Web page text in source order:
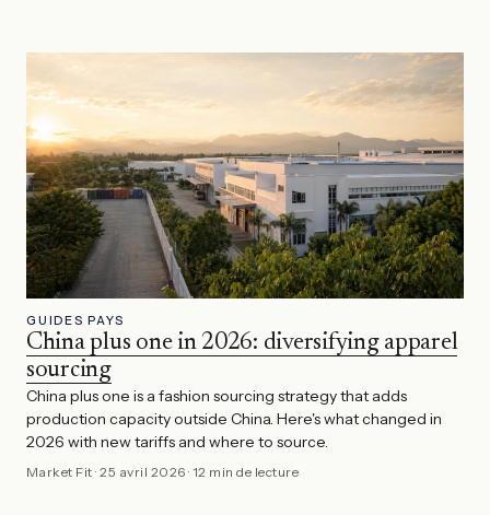
GUIDES PAYS
China plus one in 2026: diversifying apparel
sourcing
China plus one is a fashion sourcing strategy that adds
production capacity outside China. Here's what changed in
2026 with new tariffs and where to source.
Market Fit ·25 avril 2026 · 12 min de lecture